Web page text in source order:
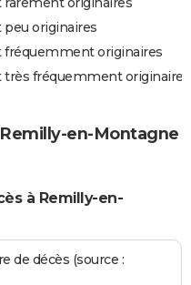
originaires
fréquemment originaires
fréquemment originaires
en-Montagne
à Remilly-en-
de décès (source :